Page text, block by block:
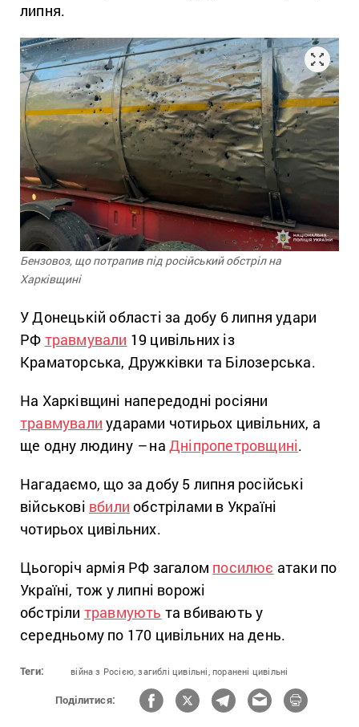
липня.
Бензовоз, що потрапив під російський обстріл на
Харківщині
У Донецькій області за добу 6 липня удари
РФ травмували 19 цивільних із
Краматорська, Дружківки та Білозерська.
На Харківщині напередодні росіяни
травмували ударами чотирьох цивільних, а
ще одну людину –наДніпропетровщині.
Нагадаємо, що за добу 5 липня російські
військові вбили обстрілами в Україні
чотирьох цивільних.
Цьогоріч армія РФ загалом посилює атаки по
Україні, тож у липні ворожі
обстріли травмують та вбивають у
середньому по 170 цивільних на день.
Теги: війна з Росією, загиблі цивільні, поранені цивільні
Поділитися: